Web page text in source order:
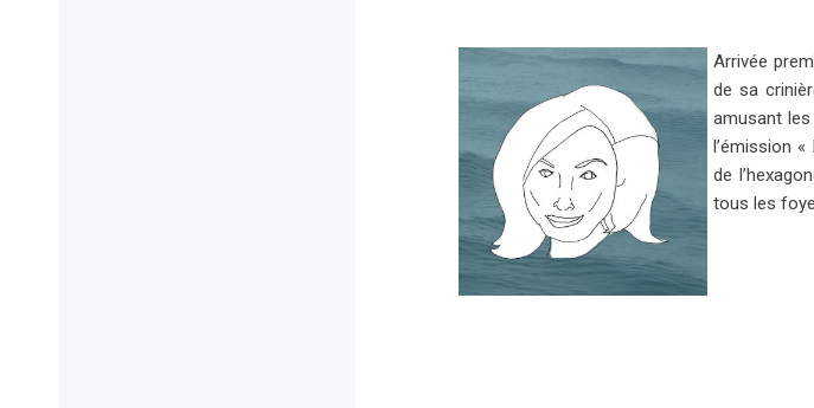
Arrivée
de sa
amusant
l’émission
de
tous les